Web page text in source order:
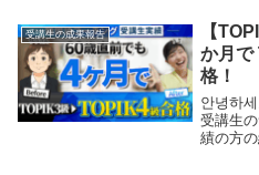
受講生の成果報告
【
か月で
格！
안녕하
受講生
績の方